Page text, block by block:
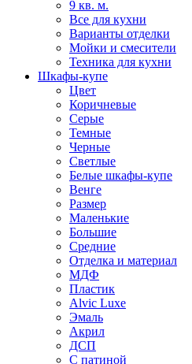
9 кв. м.
Все для кухни
Варианты отделки
Мойки и смесители
Техника для кухни
Шкафы-купе
Цвет
Коричневые
Серые
Темные
Черные
Светлые
Белые шкафы-купе
Венге
Размер
Маленькие
Большие
Средние
Отделка и материал
МДФ
Пластик
Alvic Luxe
Эмаль
Акрил
ДСП
С патиной